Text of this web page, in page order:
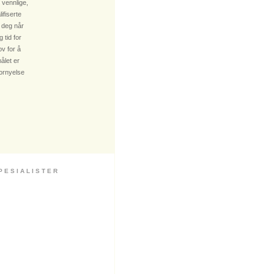
når
tid for
for å
er
S I A L I S T E R